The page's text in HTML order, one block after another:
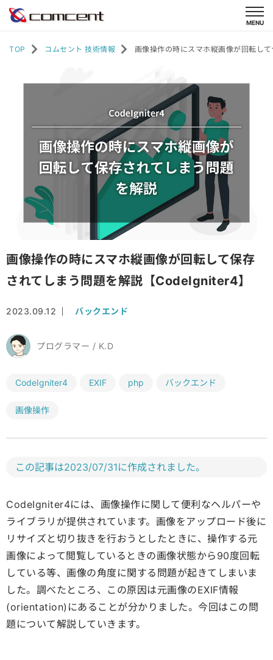
TOP コムセント 技術情報 画像操作の時にスマホ縦画像が回転し
画像操作の時にスマホ縦画像が回転して保存
されてしまう問題を解説【CodeIgniter4】
2023.09.12 バックエンド
プログラマー / K.D
CodeIgniter4 EXIF php バックエンド
画像操作
この記事は2023/07/31に作成されました。
CodeIgniter4には、画像操作に関して便利なヘルパーや
ライブラリが提供されています。画像をアップロード後に
リサイズと切り抜きを行おうとしたときに、操作する元
画像によって閲覧しているときの画像状態から90度回転
している等、画像の角度に関する問題が起きてしまいま
した。調べたところ、この原因は元画像のEXIF情報
(orientation)にあることが分かりました。今回はこの問
題について解説していきます。